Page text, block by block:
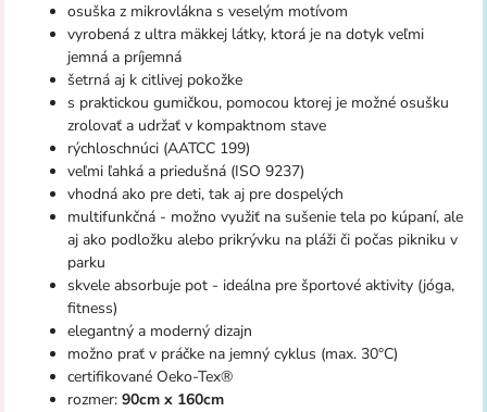
osuška z mikrovlákna s veselým motívom
vyrobená z ultra mäkkej látky, ktorá je na dotyk veľmi
jemná a príjemná
šetrná aj k citlivej pokožke
s praktickou gumičkou, pomocou ktorej je možné osušku
zrolovať a udržať v kompaktnom stave
rýchloschnúci (AATCC 199)
veľmi ľahká a priedušná (ISO 9237)
vhodná ako pre deti, tak aj pre dospelých
multifunkčná - možno využiť na sušenie tela po kúpaní, ale
aj ako podložku alebo prikrývku na pláži či počas pikniku v
parku
skvele absorbuje pot - ideálna pre športové aktivity (jóga,
fitness)
elegantný a moderný dizajn
možno prať v práčke na jemný cyklus (max. 30°C)
certifikované Oeko-Tex®
rozmer:90cm x 160cm